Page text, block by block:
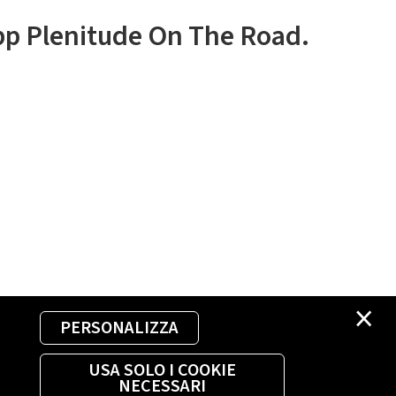
×
PERSONALIZZA
USA SOLO I COOKIE
NECESSARI
Plenitude On The Road.